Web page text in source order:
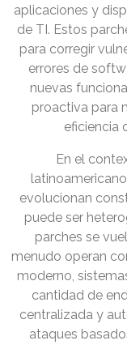
aplicaciones y
de TI. Estos
para corregir
errores de
nuevas
proactiva para
eficiencia
En el
evolucionan
puede ser
parches se
menudo operan
moderno,
cantidad de
centralizada y
ataques